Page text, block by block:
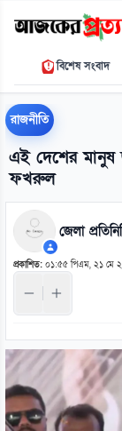
শনিবার, ০৮
০৪ ০৭ ৩৭
বিশেষ সংবাদ
রাজনীতি
এই দেশের মানুষ
ফখরুল
জেলা
প্রকাশিত: ০১:৫৫ পিএম, ২১ মে